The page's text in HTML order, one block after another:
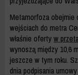
Metamorfoza obejmie
wejściach do metra
właśnie ofertyw
wynoszą między 10,6
jeszcze w tym roku.
dnia podpisania